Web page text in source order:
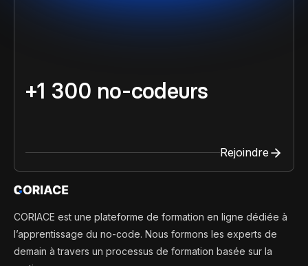
+1 300 no-codeurs
Rejoindre
CORIACE est une plateforme de formation en ligne dédiée à
l’apprentissage du no-code. Nous formons les experts de
demain à travers un processus de formation basée sur la